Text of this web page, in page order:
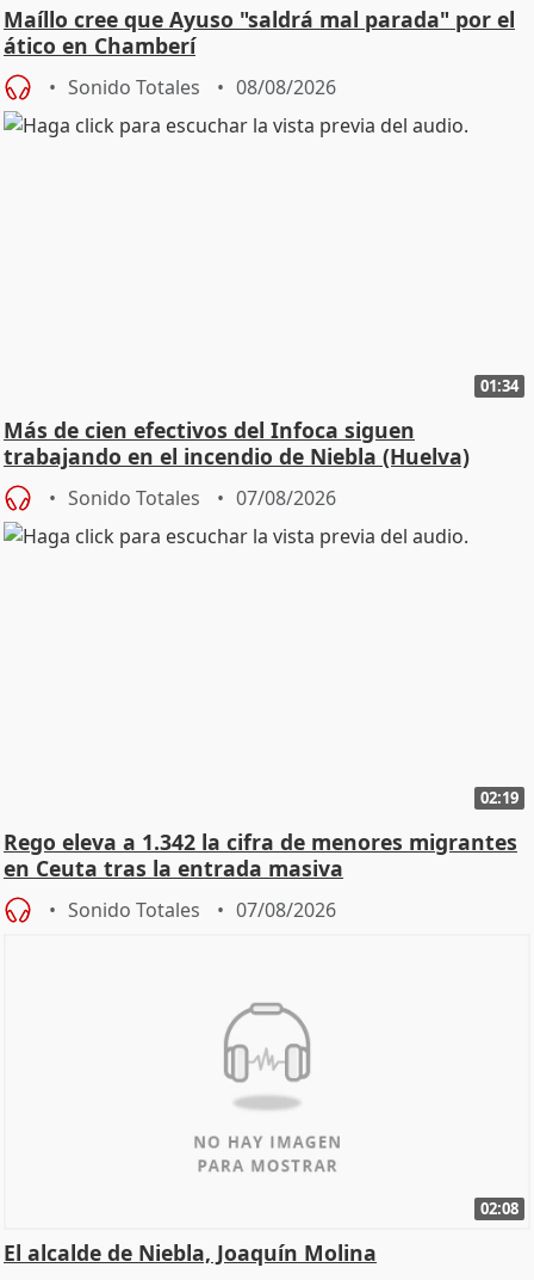
Maíllo cree que Ayuso "saldrá mal parada" por el
ático en Chamberí
Sonido Totales 08/08/2026
01:34
Más de cien efectivos del Infoca siguen
trabajando en el incendio de Niebla (Huelva)
Sonido Totales 07/08/2026
02:19
Rego eleva a 1.342 la cifra de menores migrantes
en Ceuta tras la entrada masiva
Sonido Totales 07/08/2026
02:08
El alcalde de Niebla, Joaquín Molina